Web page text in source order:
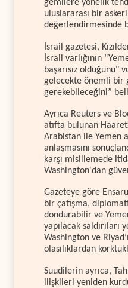
gemilere yönelik
uluslararası bir
değerlendirmesinde
İsrail gazetesi,
İsrail varlığının
başarısız olduğunu"
gelecekte önemli bir
gerekebileceğini”
Ayrıca Reuters ve
atıfta bulunan
Arabistan ile Yemen
anlaşmasını
karşı misillemede
Washington'dan
Gazeteye göre
bir çatışma,
dondurabilir ve
yapılacak
Washington ve
olasılıklardan
Suudilerin ayrıca,
ilişkileri yeniden